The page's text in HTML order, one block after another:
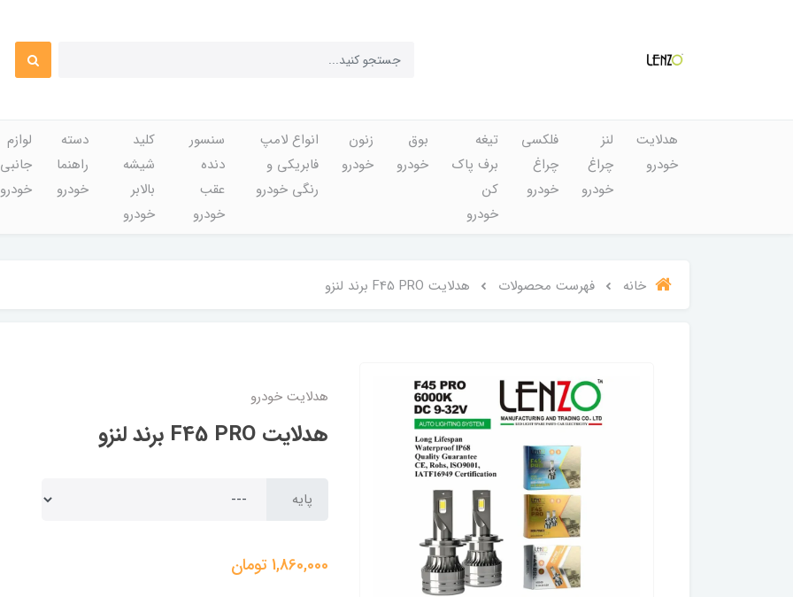
هدلایت
خودرو
لنز
چراغ
خودرو
فلکسی
چراغ
خودرو
تیغه
برف پاک
کن
خودرو
بوق
خودرو
زنون
خودرو
انواع لامپ
فابریکی و
رنگی خودرو
سنسور
دنده
عقب
خودرو
کلید
شیشه
بالابر
خودرو
دسته
راهنما
خودرو
لوازم
جانبی
خودرو
خانه فهرست محصولات هدلایت F45 PRO برند لنزو
هدلایت خودرو
هدلایت F45 PRO برند لنزو
پایه
1,860,000تومان